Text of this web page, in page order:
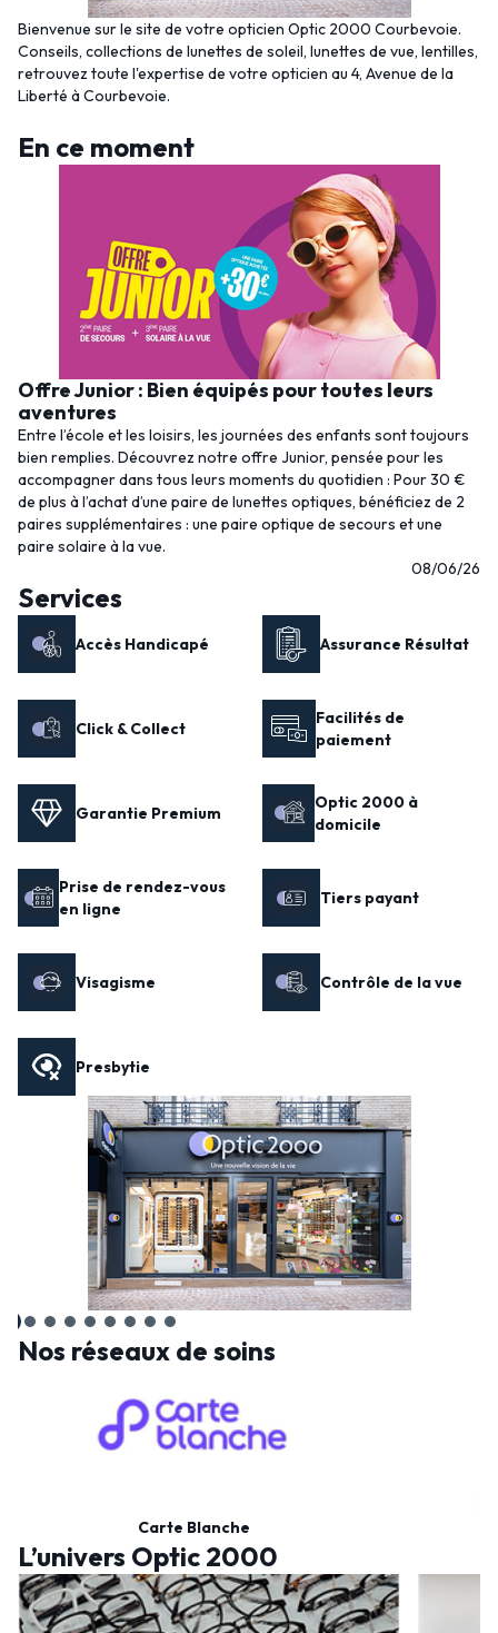
Bienvenue sur le site de votre opticien Optic 2000 Courbevoie.
Conseils, collections de lunettes de soleil, lunettes de vue, lentilles,
retrouvez toute l'expertise de votre opticien au 4, Avenue de la
Liberté à Courbevoie.
En ce moment
Offre Junior : Bien équipés pour toutes leurs
aventures
Entre l’école et les loisirs, les journées des enfants sont toujours
bien remplies. Découvrez notre offre Junior, pensée pour les
accompagner dans tous leurs moments du quotidien : Pour 30 €
de plus à l’achat d’une paire de lunettes optiques, bénéficiez de 2
paires supplémentaires : une paire optique de secours et une
paire solaire à la vue.
08/06/26
Services
Accès Handicapé Assurance Résultat
Click & Collect
Facilités de
paiement
Garantie Premium
Optic 2000 à
domicile
Prise de rendez-vous
en ligne
Tiers payant
Visagisme Contrôle de la vue
Presbytie
Nos réseaux de soins
Carte Blanche
L’univers Optic 2000